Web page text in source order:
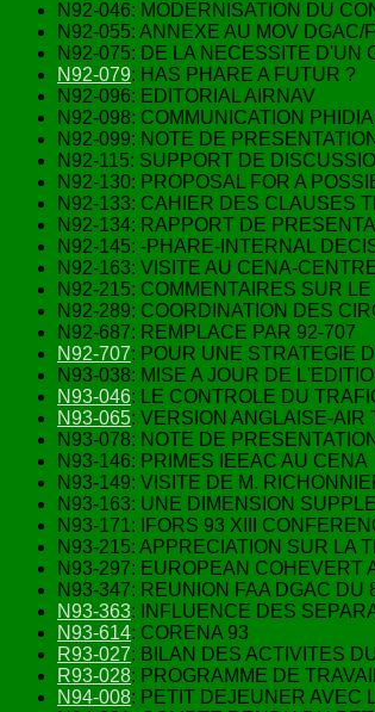
N92-046: MODERNISATION DU
N92-055: ANNEXE AU MOV DGAC/
N92-075: DE LA NECESSITE D'UN
N92-079: HAS PHARE A FUTUR ?
N92-096: EDITORIAL AIRNAV
N92-098: COMMUNICATION
N92-099: NOTE DE
N92-115: SUPPORT DE
N92-130: PROPOSAL FOR A
N92-133: CAHIER DES CLAUSES
N92-134: RAPPORT DE
N92-145: -PHARE-INTERNAL
N92-163: VISITE AU CENA-
N92-215: COMMENTAIRES SUR
N92-289: COORDINATION DES
N92-687: REMPLACE PAR 92-707
N92-707: POUR UNE STRATEGIE
N93-038: MISE A JOUR DE
N93-046: LE CONTROLE DU
N93-065: VERSION ANGLAISE-AIR
N93-078: NOTE DE
N93-146: PRIMES IEEAC AU CENA
N93-149: VISITE DE M.
N93-163: UNE DIMENSION
N93-171: IFORS 93 XIII
N93-215: APPRECIATION SUR LA
N93-297: EUROPEAN COHEVERT
N93-347: REUNION FAA DGAC DU
N93-363: INFLUENCE DES
N93-614: CORENA 93
R93-027: BILAN DES ACTIVITES
R93-028: PROGRAMME DE
N94-008: PETIT DEJEUNER AVEC